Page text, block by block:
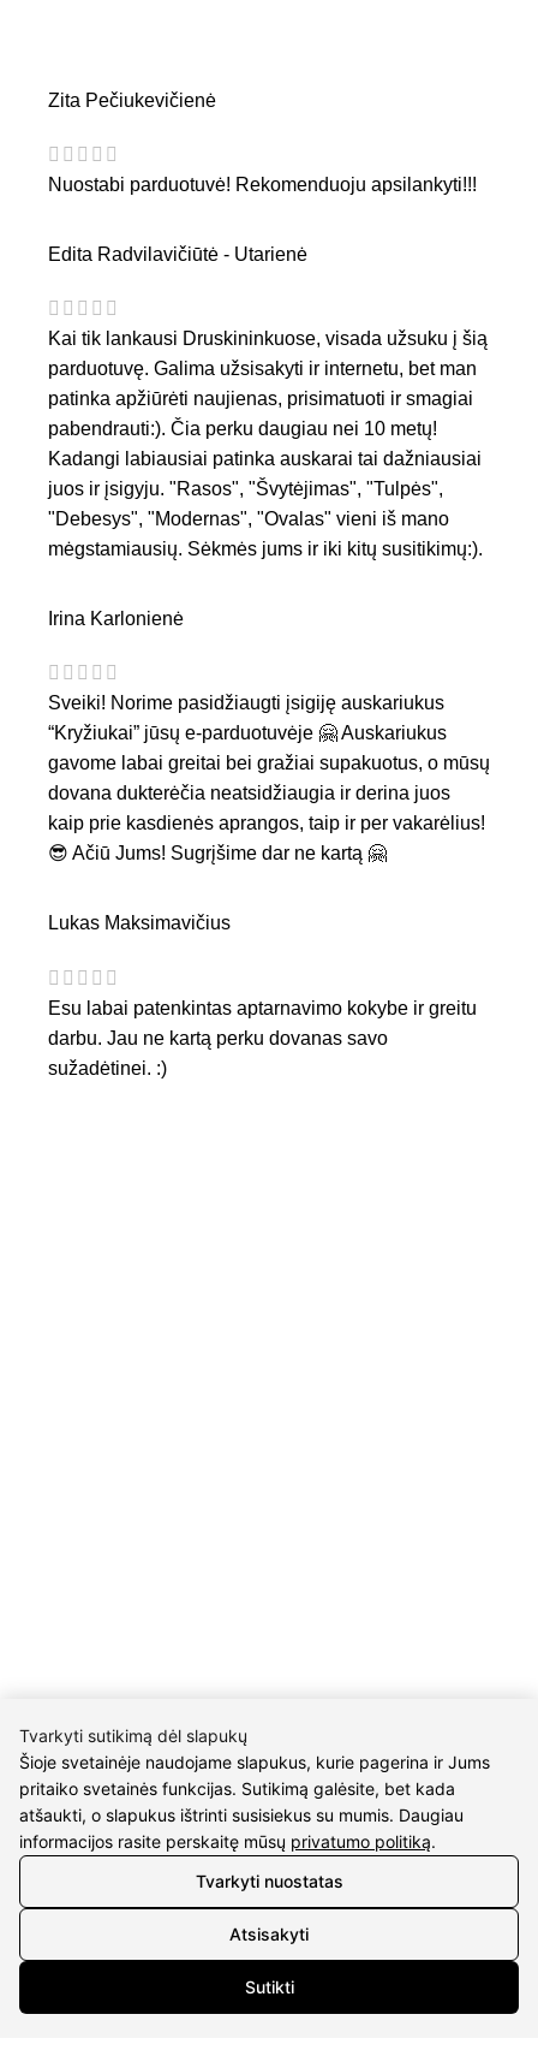
Zita Pečiukevičienė
Nuostabi parduotuvė! Rekomenduoju apsilankyti!!!
Edita Radvilavičiūtė - Utarienė
Kai tik lankausi Druskininkuose, visada užsuku į šią
parduotuvę. Galima užsisakyti ir internetu, bet man
patinka apžiūrėti naujienas, prisimatuoti ir smagiai
pabendrauti:). Čia perku daugiau nei 10 metų!
Kadangi labiausiai patinka auskarai tai dažniausiai
juos ir įsigyju. "Rasos", "Švytėjimas", "Tulpės",
"Debesys", "Modernas", "Ovalas" vieni iš mano
mėgstamiausių. Sėkmės jums ir iki kitų susitikimų:).
Irina Karlonienė
Sveiki! Norime pasidžiaugti įsigiję auskariukus
“Kryžiukai” jūsų e-parduotuvėje 🤗 Auskariukus
gavome labai greitai bei gražiai supakuotus, o mūsų
dovana dukterėčia neatsidžiaugia ir derina juos
kaip prie kasdienės aprangos, taip ir per vakarėlius!
😎 Ačiū Jums! Sugrįšime dar ne kartą 🤗
Lukas Maksimavičius
Esu labai patenkintas aptarnavimo kokybe ir greitu
darbu. Jau ne kartą perku dovanas savo
sužadėtinei. :)
Pristatymas
Grąžinimo taisyklės
Pirkimo taisyklės
Privatumo politika
Sutarties atsisakymas
INFORMACIJA
Apie mus
Kontaktai
Tvarkyti sutikimą dėl slapukų
Šioje svetainėje naudojame slapukus, kurie pagerina ir Jums
pritaiko svetainės funkcijas. Sutikimą galėsite, bet kada
atšaukti, o slapukus ištrinti susisiekus su mumis. Daugiau
informacijos rasite perskaitę mūsų privatumo politiką.
Tvarkyti nuostatas
Atsisakyti
Sutikti